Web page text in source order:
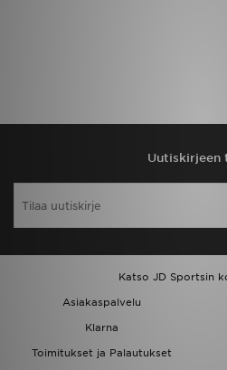
Uutiskirjeen
Katso JD Sportsin
Asiakaspalvelu
Klarna
Toimitukset ja Palautukset